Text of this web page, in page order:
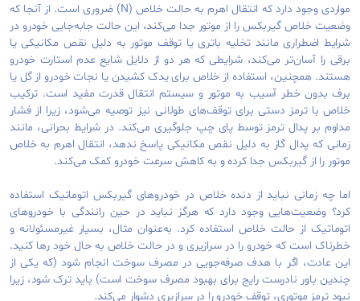
مواردی وجود دارد که انتقال اهرم به حالت خلاص (N) ضروری است. از آنجا که
وضعیت خلاص گیربکس را از موتور جدا می‌کند، این حالت جابه‌جایی خودرو در
شرایط اضطراری مانند تخلیه باتری یا توقف موتور به دلیل نقص مکانیکی یا
برقی را آسان‌تر می‌کند، شرایطی که هر دو از دلایل شایع عدم استارت خودرو
هستند. همچنین، استفاده از خلاص برای یدک ‌کشیدن یا نجات خودرو از گل یا
برف بدون خطر آسیب به موتور و سیستم انتقال قدرت مفید است. ترکیب
خلاص با ترمز دستی برای توقف‌های طولانی نیز توصیه می‌شود، زیرا از فشار
مداوم بر پدال ترمز توسط پای چپ جلوگیری می‌کند. در شرایط بحرانی، مانند
زمانی که پدال گاز به دلیل نقص مکانیکی پاسخ ندهد، انتقال اهرم به خلاص
موتور را از گیربکس جدا کرده و به کاهش سرعت خودرو کمک می‌کند.
اما چه زمانی نباید از دنده خلاص در خودروهای گیربکس اتوماتیک استفاده
کرد؟ وضعیت‌هایی وجود دارد که هرگز نباید در حین رانندگی با خودروهای
اتوماتیک از حالت خلاص استفاده کرد. به‌عنوان مثال، بسیار غیرمسئولانه و
خطرناک است که خودرو را در سرازیری و در حالت خلاص به حال خود رها کنید.
این عادت، اگر با هدف صرفه‌جویی در مصرف سوخت انجام شود (که یکی از
چندین باور نادرست رایج برای بهبود مصرف سوخت است) باید ترک شود، زیرا
نبود ترمز موتوری، توقف خودرو را در سرازیری دشوار می‌کند.